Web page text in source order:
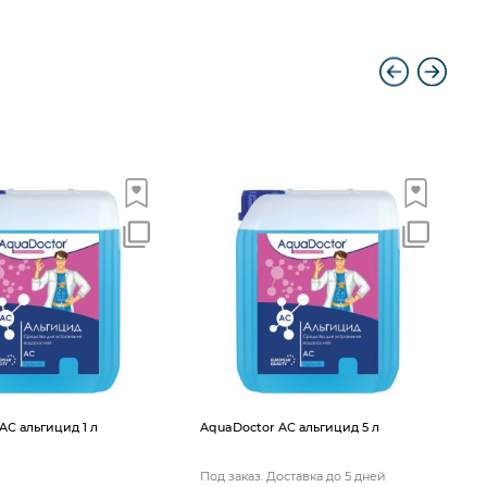
альгицид 1 л AquaDoctor AС альгицид 5 л
Под заказ. Доставка до 5 дней